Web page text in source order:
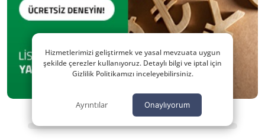
Hizmetlerimizi geliştirmek ve yasal mevzuata uygun
şekilde çerezler kullanıyoruz. Detaylı bilgi ve iptal için
Gizlilik Politikamızı inceleyebilirsiniz.
Ayrıntılar Onaylıyorum